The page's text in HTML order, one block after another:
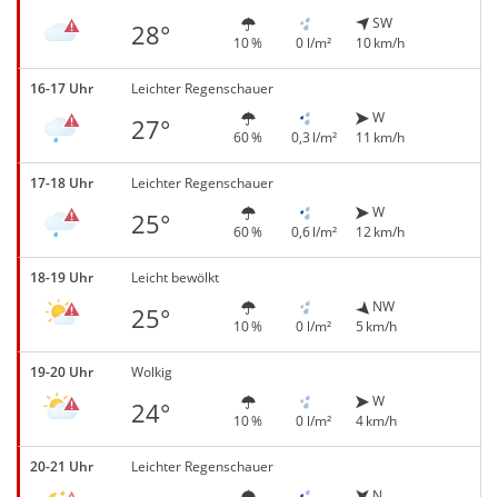
28° 10 % 0 l/m²
SW
10 km/h
16-17 Uhr Leichter Regenschauer
27° 60 % 0,3 l/m²
W
11 km/h
17-18 Uhr Leichter Regenschauer
25° 60 % 0,6 l/m²
W
12 km/h
18-19 Uhr Leicht bewölkt
25° 10 % 0 l/m²
NW
5 km/h
19-20 Uhr Wolkig
24° 10 % 0 l/m²
W
4 km/h
20-21 Uhr Leichter Regenschauer